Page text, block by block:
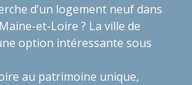
d’un logement neuf dans
et-Loire ? La ville de
option intéressante sous
au patrimoine unique,